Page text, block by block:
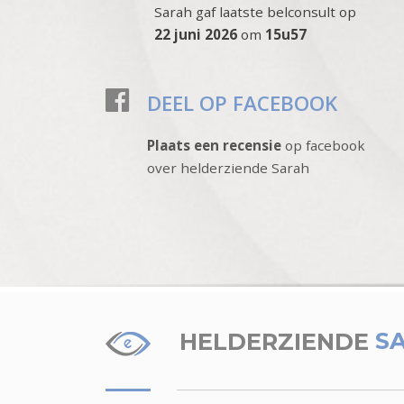
Sarah gaf laatste belconsult op
22 juni 2026 om 15u57
DEEL OP FACEBOOK
Plaats een recensie op facebook
over helderziende Sarah
HELDERZIENDE